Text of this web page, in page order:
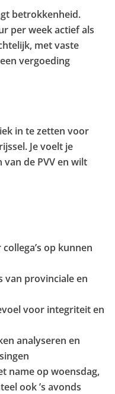
betrokkenheid.
per week actief als
met vaste
vergoeding
in te zetten voor
Je voelt je
de PVV en wilt
op kunnen
van provinciale en
voor integriteit en
analyseren en
name op woensdag,
ook ’s avonds